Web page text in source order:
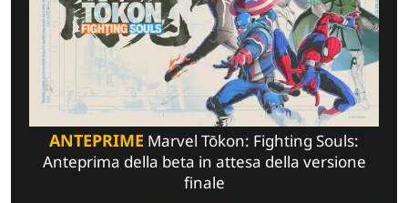
ANTEPRIME Marvel Tōkon: Fighting Souls:
Anteprima della beta in attesa della versione
finale